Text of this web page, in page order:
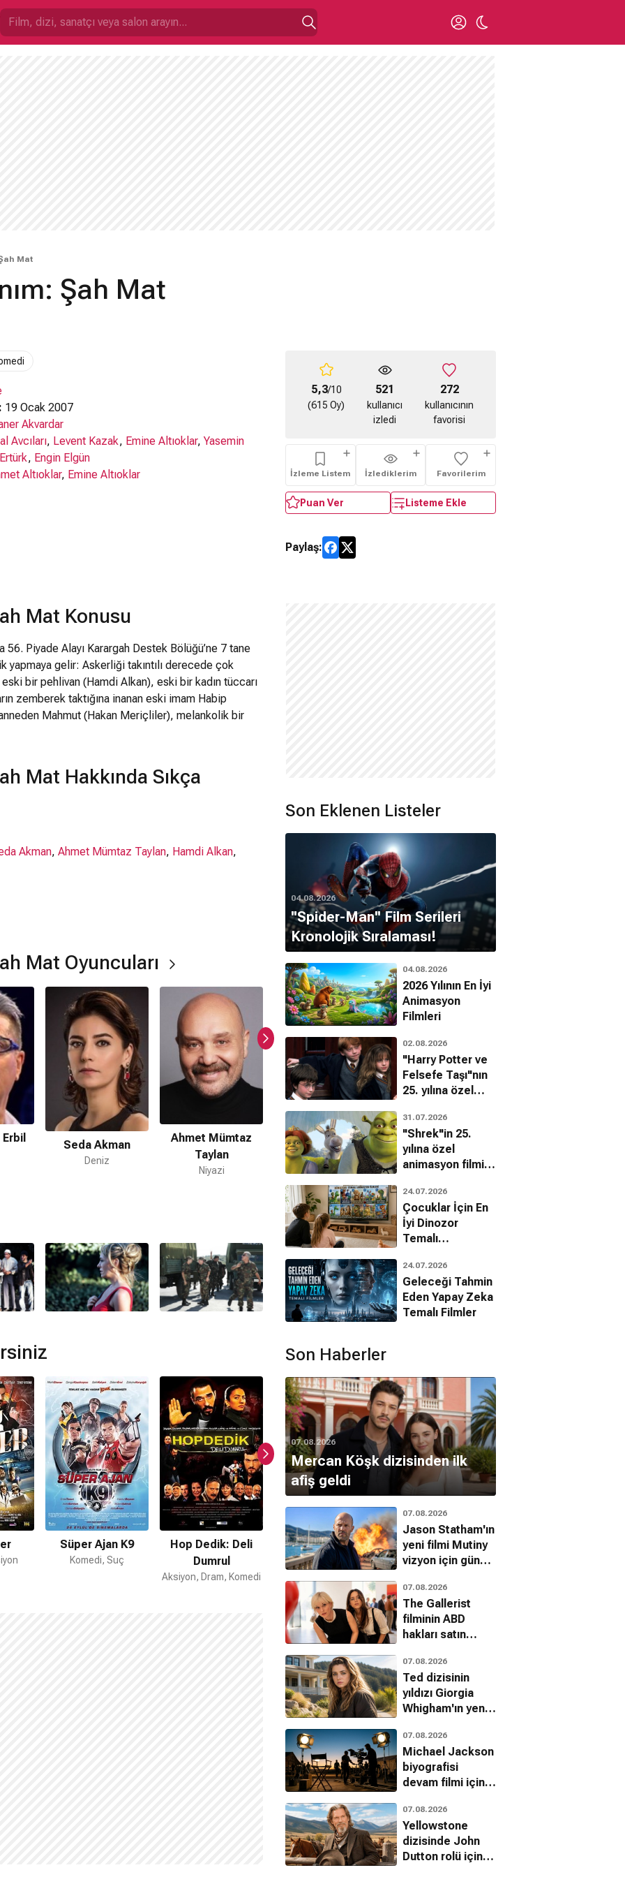
Mat
Şah Mat
19 Ocak 2007
Akvardar
Avcıları, Levent Kazak, Emine Altıoklar, Yasemin
, Engin Elgün
Altıoklar, Emine Altıoklar
5,3/10
(615 Oy)
521
kullanıcı
izledi
272
kullanıcının
favorisi
İzleme Listem İzlediklerim Favorilerim
Puan Ver Listeme Ekle
Paylaş:
Mat Konusu
Piyade Alayı Karargah Destek Bölüğü’ne 7 tane
yapmaya gelir: Askerliği takıntılı derecede çok
bir pehlivan (Hamdi Alkan), eski bir kadın tüccarı
zemberek taktığına inanan eski imam Habip
Mahmut (Hakan Meriçliler), melankolik bir
(Rıza Kocaoğlu). Ruhsal özürlü konukların
Böyle bir günde alayda herkesin konuklarla
(Mehmet Ali Erbil), can düşmanı olarak kabul
ile geçmişteki hesabını kapatmak için aynı günü
kararlılığı ve acımasız planlarına, konuklar ve
Levent Üsteğmen için tehlike giderek artar. Çözüm
Akman) kolları sıvarlar.
Mat Hakkında Sıkça
Akman, Ahmet Mümtaz Taylan, Hamdi Alkan,
'de çekilmiştir.
tür?
var mı?
filmi bulunmamaktadır.
Mat Oyuncuları
Seda Akman
Deniz
Ahmet Mümtaz
Taylan
Niyazi
Hamdi Alkan
Pehlivan
Ferdi Kurtuldu
Süper Ajan K9
Komedi, Suç
Hop Dedik: Deli
Dumrul
Aksiyon, Dram, Komedi
Hırsız Var
Aksiyon, Macera, Komedi
Maskeli Beşler
İntikam Peşinde
Son Eklenen Listeler
04.08.2026
''Spider-Man'' Film Serileri
Kronolojik Sıralaması!
04.08.2026
2026 Yılının En İyi
Animasyon
Filmleri
02.08.2026
"Harry Potter ve
Felsefe Taşı"nın
25. yılına özel
bilinmeyenleri!
31.07.2026
"Shrek"in 25.
yılına özel
animasyon filmin
24.07.2026
Çocuklar İçin En
İyi Dinozor
Temalı
Filmleri
24.07.2026
Geleceği Tahmin
Eden Yapay Zeka
Temalı Filmler
Son Haberler
07.08.2026
Mercan Köşk dizisinden ilk
afiş geldi
07.08.2026
Jason Statham'ın
yeni filmi Mutiny
vizyon için gün
07.08.2026
The Gallerist
filminin ABD
hakları satın
07.08.2026
Ted dizisinin
yıldızı Giorgia
Whigham'ın yeni
07.08.2026
Michael Jackson
biyografisi
devam filmi için
belli oldu
07.08.2026
Yellowstone
dizisinde John
Dutton rolü için